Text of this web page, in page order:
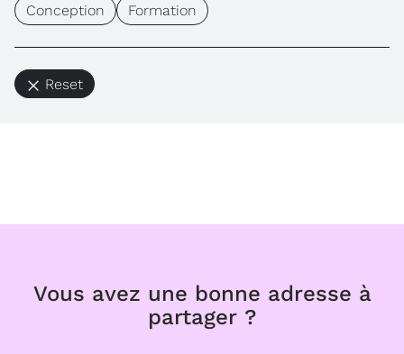
Conception Formation
Reset
Vous avez une bonne adresse à
partager ?